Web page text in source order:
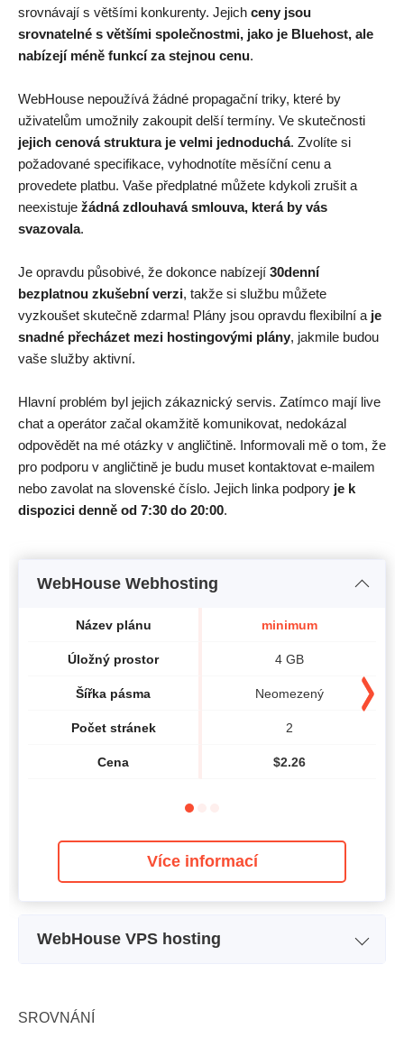
srovnávají s většími konkurenty. Jejich ceny jsou
srovnatelné s většími společnostmi, jako je Bluehost, ale
nabízejí méně funkcí za stejnou cenu.
WebHouse nepoužívá žádné propagační triky, které by
uživatelům umožnily zakoupit delší termíny. Ve skutečnosti
jejich cenová struktura je velmi jednoduchá. Zvolíte si
požadované specifikace, vyhodnotíte měsíční cenu a
provedete platbu. Vaše předplatné můžete kdykoli zrušit a
neexistuje žádná zdlouhavá smlouva, která by vás
svazovala.
Je opravdu působivé, že dokonce nabízejí 30denní
bezplatnou zkušební verzi, takže si službu můžete
vyzkoušet skutečně zdarma! Plány jsou opravdu flexibilní a je
snadné přecházet mezi hostingovými plány, jakmile budou
vaše služby aktivní.
Hlavní problém byl jejich zákaznický servis. Zatímco mají live
chat a operátor začal okamžitě komunikovat, nedokázal
odpovědět na mé otázky v angličtině. Informovali mě o tom, že
pro podporu v angličtině je budu muset kontaktovat e-mailem
nebo zavolat na slovenské číslo. Jejich linka podpory je k
dispozici denně od 7:30 do 20:00.
WebHouse Webhosting
Název plánu
Úložný prostor
Šířka pásma
Počet stránek
Cena
minimum
4 GB
Neomezený
2
$2.26
Více informací
WebHouse VPS hosting
Úložný prostor
SROVNÁNÍ